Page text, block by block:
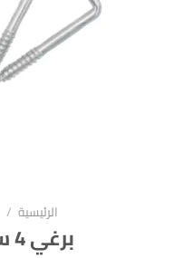
الرئيسية /
برغي 4 سم شكل حرف L